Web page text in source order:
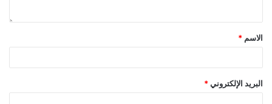
الاسم *
البريد الإلكتروني *